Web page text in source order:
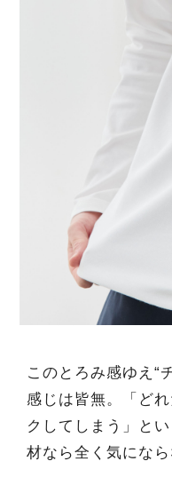
このとろみ感ゆえ“
感じは皆無。「ど
クしてしまう」と
材なら全く気になら